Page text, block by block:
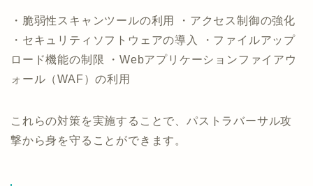
・脆弱性スキャンツールの利用 ・アクセス制御の強化
・セキュリティソフトウェアの導入 ・ファイルアップ
ロード機能の制限 ・Webアプリケーションファイアウ
ォール（WAF）の利用
これらの対策を実施することで、パストラバーサル攻
撃から身を守ることができます。